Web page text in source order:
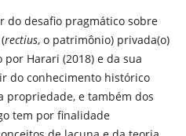
do desafio pragmático sobre
rectius, o patrimônio) privada(o)
Harari (2018) e da sua
do conhecimento histórico
propriedade, e também dos
tem por finalidade